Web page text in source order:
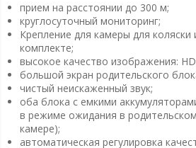
прием на расстоянии до 300 м;
круглосуточный мониторинг;
Крепление для камеры для коляски
комплекте;
высокое качество изображения:
большой экран родительского
чистый неискаженный звук;
оба блока с емкими
в режиме ожидания в
камере);
автоматическая регулировка